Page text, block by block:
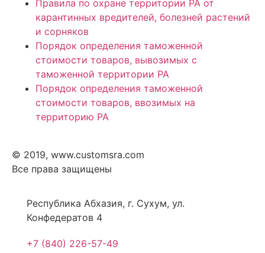
Правила по охране территории РА от
карантинных вредителей, болезней растений
и сорняков
Порядок определения таможенной
стоимости товаров, вывозимых с
таможенной территории РА
Порядок определения таможенной
стоимости товаров, ввозимых на
территорию РА
© 2019, www.customsra.com
Все права защищены
Республика Абхазия, г. Сухум, ул.
Конфедератов 4
+7 (840) 226-57-49